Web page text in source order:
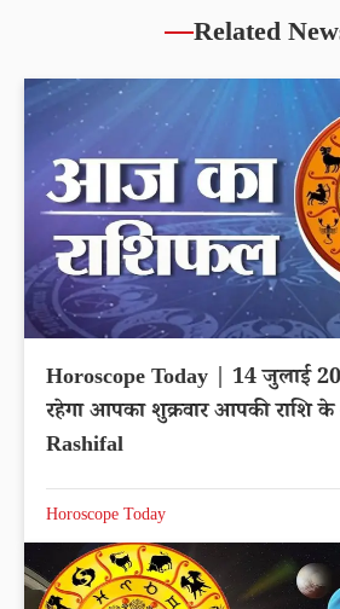
Related
Horoscope Today | 14 जुलाई
रहेगा आपका शुक्रवार आपकी राशि
Rashifal
Horoscope Today